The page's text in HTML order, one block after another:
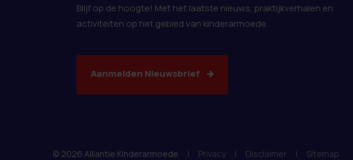
Blijf op de hoogte! Met het laatste nieuws, praktijkverhalen en
activiteiten op het gebied van kinderarmoede.
Aanmelden Nieuwsbrief
© 2026 Alliantie Kinderarmoede | Privacy | Disclaimer | Sitemap